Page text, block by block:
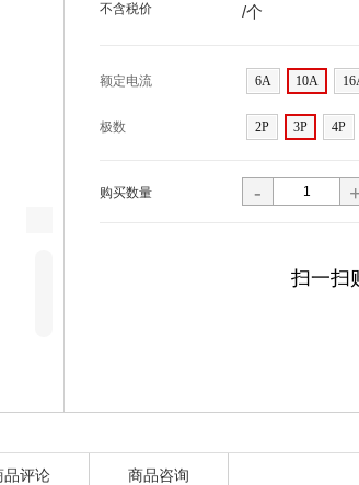
不含税价 /个
额定电流 6A 10A
极数 2P 3P 4P
购买数量 -
扫一扫
品评论 商品咨询